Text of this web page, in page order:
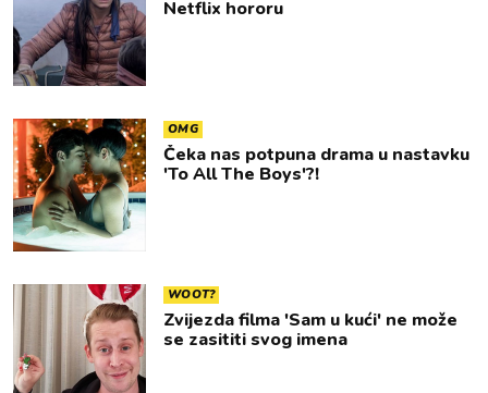
Netflix hororu
OMG
Čeka nas potpuna drama u nastavku
'To All The Boys'?!
WOOT?
Zvijezda filma 'Sam u kući' ne može
se zasititi svog imena